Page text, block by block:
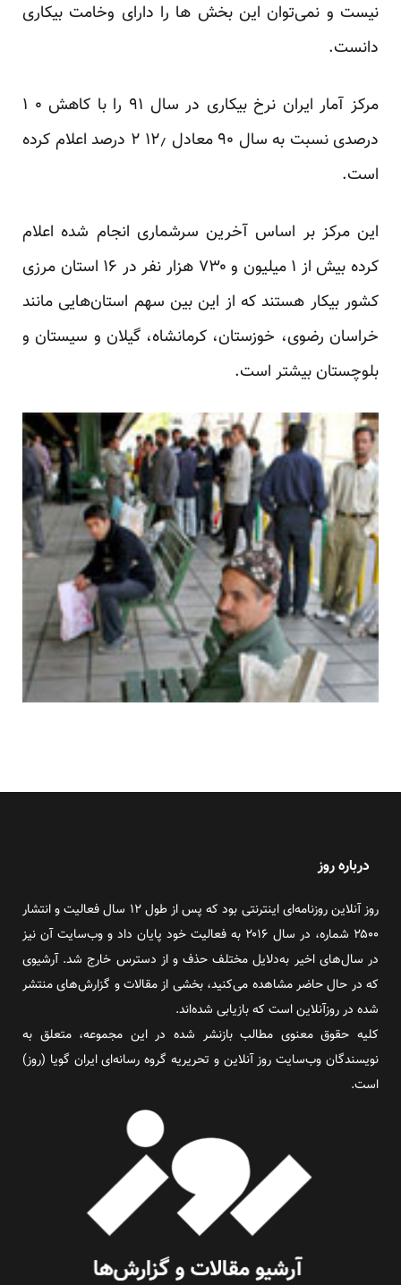
نیست و نمی‌توان این بخش ها را دارای وخامت بیکاری
دانست.
مرکز آمار ایران نرخ بیکاری در سال ۹۱ را با کاهش ۰ ۱
درصدی نسبت به سال ۹۰ معادل ۱۲٫ ۲ درصد اعلام کرده
است.
این مرکز بر اساس آخرین سرشماری انجام شده اعلام
کرده بیش از ۱ میلیون و ۷۳۰ هزار نفر در ۱۶ استان مرزی
کشور بیکار هستند که از این بین سهم استان‌هایی مانند
خراسان رضوی، خوزستان، کرمانشاه، گیلان و سیستان و
بلوچستان بیشتر است.
درباره روز
روز آنلاین روزنامه‌ای اینترنتی بود که پس از طول ۱۲ سال فعالیت و انتشار
۲۵۰۰ شماره، در سال ۲۰۱۶ به فعالیت خود پایان داد و وب‌سایت آن نیز
در سال‌های اخیر به‌دلایل مختلف حذف و از دسترس خارج شد. آرشیوی
که در حال حاضر مشاهده می‌کنید، بخشی از مقالات و گزارش‌های منتشر
شده در روزآنلاین است که بازیابی شده‌اند.
کلیه حقوق معنوی مطالب بازنشر شده در این مجموعه، متعلق به
نویسندگان وب‌سایت روز آنلاین و تحریریه گروه رسانه‌ای ایران گویا (روز)
است.